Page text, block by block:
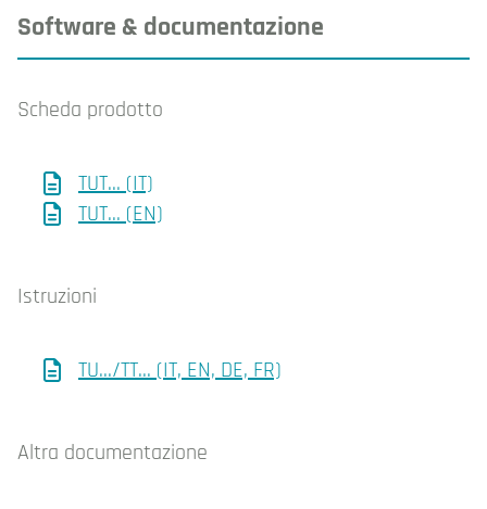
Software & documentazione
Scheda prodotto
TUT... (IT)
TUT... (EN)
Istruzioni
TU.../TT... (IT, EN, DE, FR)
Altra documentazione